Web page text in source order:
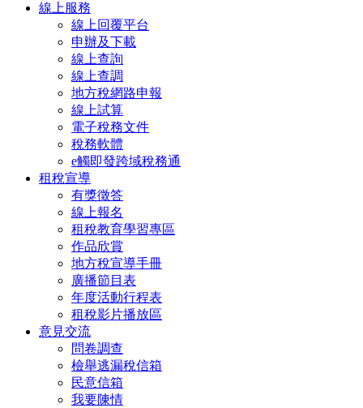
線上服務
線上回覆平台
申辦及下載
線上查詢
線上查調
地方稅網路申報
線上試算
電子稅務文件
稅務軟體
e觸即發跨域稅務通
租稅宣導
有獎徵答
線上報名
租稅教育學習專區
作品欣賞
地方稅宣導手冊
廣播節目表
年度活動行程表
租稅影片播放區
意見交流
問卷調查
檢舉逃漏稅信箱
民意信箱
我要陳情